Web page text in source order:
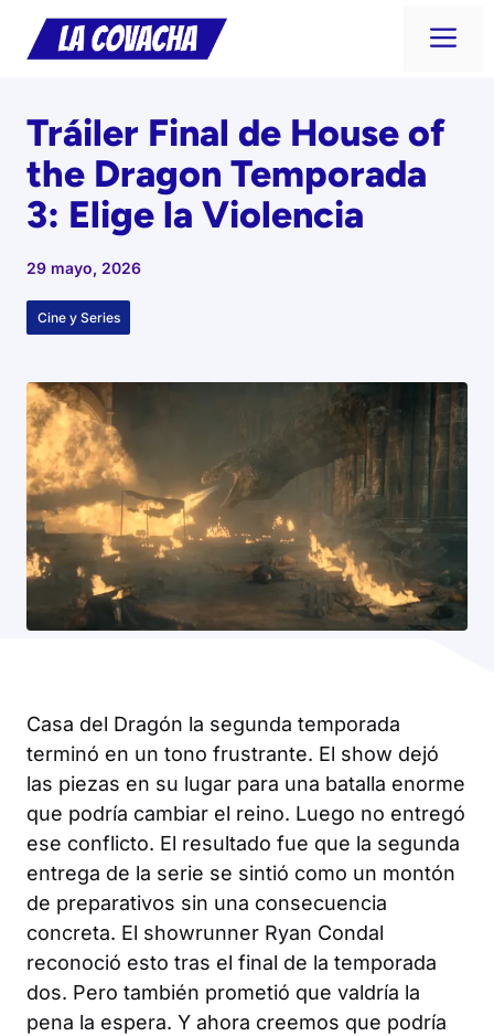
Saltar
Tráiler Final de House of
the Dragon Temporada
3: Elige la Violencia
29 mayo, 2026
Cine y Series
Casa del Dragón la segunda temporada
terminó en un tono frustrante. El show dejó
las piezas en su lugar para una batalla enorme
que podría cambiar el reino. Luego no entregó
ese conflicto. El resultado fue que la segunda
entrega de la serie se sintió como un montón
de preparativos sin una consecuencia
concreta. El showrunner Ryan Condal
reconoció esto tras el final de la temporada
dos. Pero también prometió que valdría la
pena la espera. Y ahora creemos que podría